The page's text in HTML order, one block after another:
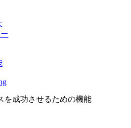
を成功させるための機能